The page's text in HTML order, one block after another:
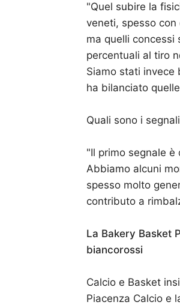
"Quel subire la
veneti, spesso
ma quelli concessi
percentuali al tiro
Siamo stati invece
ha bilanciato
Quali sono i
"Il primo segnale
Abbiamo alcuni
spesso molto
contributo a
La Bakery Basket
biancorossi
Calcio e Basket
Piacenza Calcio e